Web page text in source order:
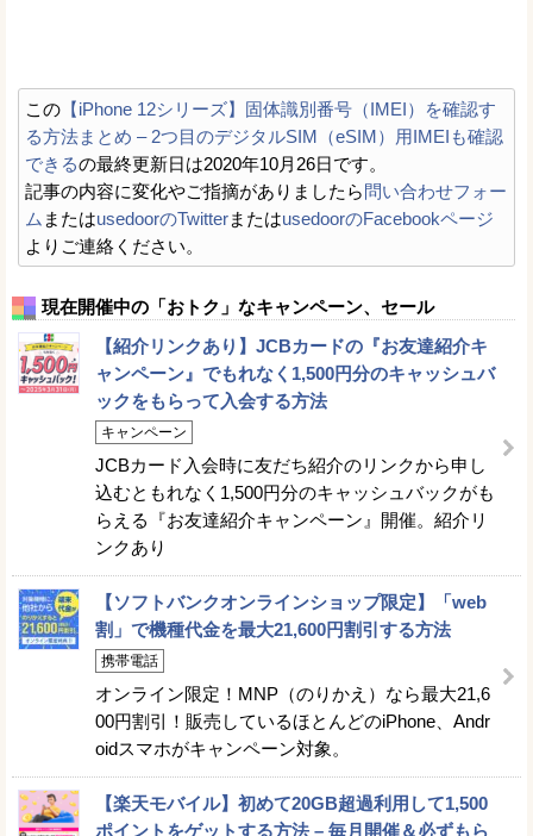
この 【iPhone 12シリーズ】固体識別番号（IMEI）を確認す
る方法まとめ – 2つ目のデジタルSIM（eSIM）用IMEIも確認
できるの最終更新日は2020年10月26日です。
記事の内容に変化やご指摘がありましたら問い合わせフォー
ム またはusedoorのTwitterまたはusedoorのFacebookページ
よりご連絡ください。
現在開催中の「おトク」なキャンペーン、セール
【紹介リンクあり】JCBカードの『お友達紹介キ
ャンペーン』でもれなく1,500円分のキャッシュバ
ックをもらって入会する方法
キャンペーン
JCBカード入会時に友だち紹介のリンクから申し
込むともれなく1,500円分のキャッシュバックがも
らえる『お友達紹介キャンペーン』開催。紹介リ
ンクあり
【ソフトバンクオンラインショップ限定】「web
割」で機種代金を最大21,600円割引する方法
携帯電話
オンライン限定！MNP（のりかえ）なら最大21,6
00円割引！販売しているほとんどのiPhone、Andr
oidスマホがキャンペーン対象。
【楽天モバイル】初めて20GB超過利用して1,500
ポイントをゲットする方法 – 毎月開催＆必ずもら